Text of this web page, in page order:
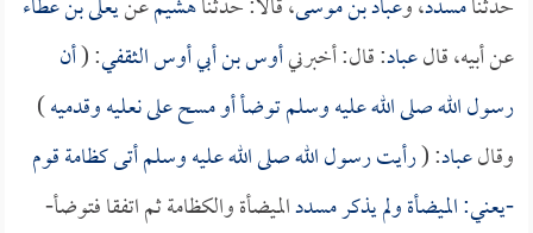
عن أبيه، قالعباد: قال: أخبرنيأوس بن أبي أوس الثقفي: (أن
رسول الله صلى الله عليه وسلم توضأ أو مسح على نعليه وقدميه)
وقالعباد: (رأيت رسول الله صلى الله عليه وسلم أتى كظامة قوم
-يعني: الميضأة ولم يذكرمسددالميضأة والكظامة ثم اتفقا فتوضأ-